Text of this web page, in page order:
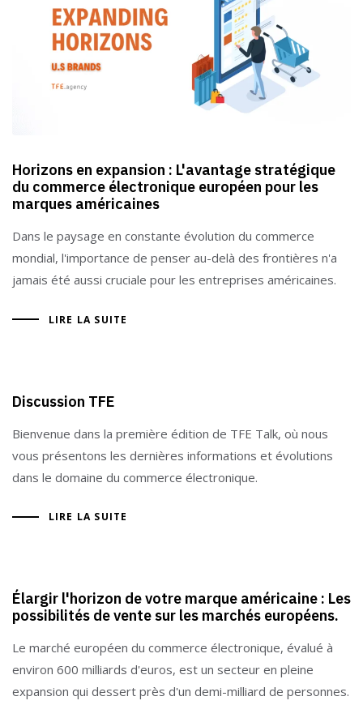
Horizons en expansion : L'avantage stratégique
du commerce électronique européen pour les
marques américaines
Dans le paysage en constante évolution du commerce
mondial, l'importance de penser au-delà des frontières n'a
jamais été aussi cruciale pour les entreprises américaines.
LIRE LA SUITE
Discussion TFE
Bienvenue dans la première édition de TFE Talk, où nous
vous présentons les dernières informations et évolutions
dans le domaine du commerce électronique.
LIRE LA SUITE
Élargir l'horizon de votre marque américaine : Les
possibilités de vente sur les marchés européens.
Le marché européen du commerce électronique, évalué à
environ 600 milliards d'euros, est un secteur en pleine
expansion qui dessert près d'un demi-milliard de personnes.